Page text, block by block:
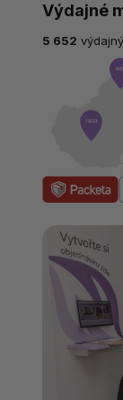
Výdajné
5 652